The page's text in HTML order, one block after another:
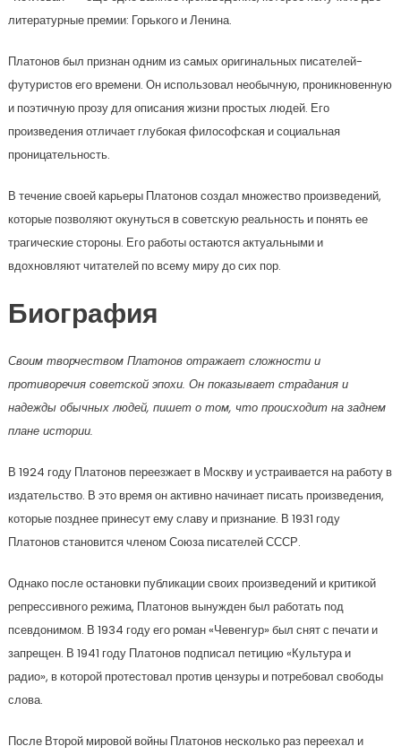
литературные премии: Горького и Ленина.
Платонов был признан одним из самых оригинальных писателей-
футуристов его времени. Он использовал необычную, проникновенную
и поэтичную прозу для описания жизни простых людей. Его
произведения отличает глубокая философская и социальная
проницательность.
В течение своей карьеры Платонов создал множество произведений,
которые позволяют окунуться в советскую реальность и понять ее
трагические стороны. Его работы остаются актуальными и
вдохновляют читателей по всему миру до сих пор.
Биография
Своим творчеством Платонов отражает сложности и
противоречия советской эпохи. Он показывает страдания и
надежды обычных людей, пишет о том, что происходит на заднем
плане истории.
В 1924 году Платонов переезжает в Москву и устраивается на работу в
издательство. В это время он активно начинает писать произведения,
которые позднее принесут ему славу и признание. В 1931 году
Платонов становится членом Союза писателей СССР.
Однако после остановки публикации своих произведений и критикой
репрессивного режима, Платонов вынужден был работать под
псевдонимом. В 1934 году его роман «Чевенгур» был снят с печати и
запрещен. В 1941 году Платонов подписал петицию «Культура и
радио», в которой протестовал против цензуры и потребовал свободы
слова.
После Второй мировой войны Платонов несколько раз переехал и